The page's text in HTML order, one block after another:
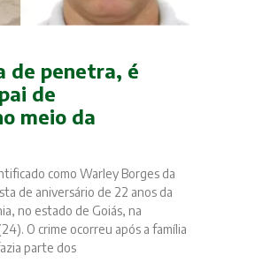
de penetra, é
de
meio da
como Warley Borges da
de aniversário de 22 anos da
no estado de Goiás, na
O crime ocorreu após a família
parte dos